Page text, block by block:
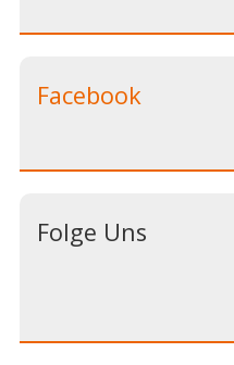
Facebook
Folge Uns